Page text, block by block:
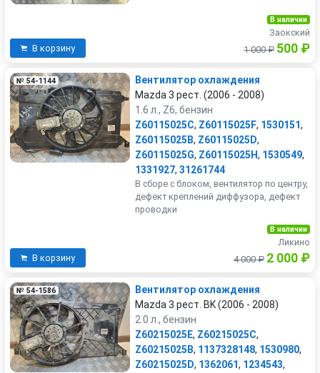
В корзину
В наличии
Заокский
1 000 ₽ 500 ₽
№ 54-1144
Вентилятор охлаждения
Mazda 3 рест. (2006 - 2008)
1.6 л., Z6, бензин
Z60115025C, Z60115025F, 1530151,
Z60115025B, Z60115025D,
Z60115025G, Z60115025H, 1530549,
1331927, 31261744
В сборе с блоком, вентилятор по центру,
дефект креплений диффузора, дефект
проводки
В корзину
В наличии
Ликино
4 000 ₽ 2 000 ₽
№ 54-1586
Вентилятор охлаждения
Mazda 3 рест. BK (2006 - 2008)
2.0 л., бензин
Z60215025E, Z60215025C,
Z60215025B, 1137328148, 1530980,
Z60215025D, 1362061, 1234543,